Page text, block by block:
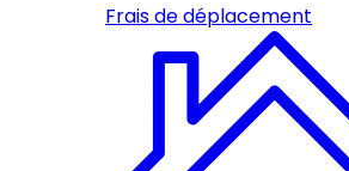
Frais de déplacement